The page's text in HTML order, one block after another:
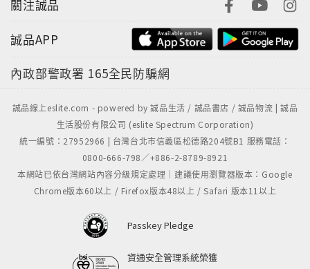
關注誠品
誠品APP
內政部警政署 165全民防騙網
誠品線上eslite.com - powered by 誠品生活 / 誠品書店 / 誠品物流 | 誠品
生活股份有限公司 (eslite Spectrum Corporation)
統一編號：27952966 | 台灣台北市信義區松德路204號B1 服務電話：
0800-666-798／+886-2-8789-8921
本網站已依台灣網站內容分級規定處理｜建議使用瀏覽器版本：Google
Chrome版本60以上 / Firefox版本48以上 / Safari 版本11以上
Passkey Pledge
資通安全管理系統榮獲